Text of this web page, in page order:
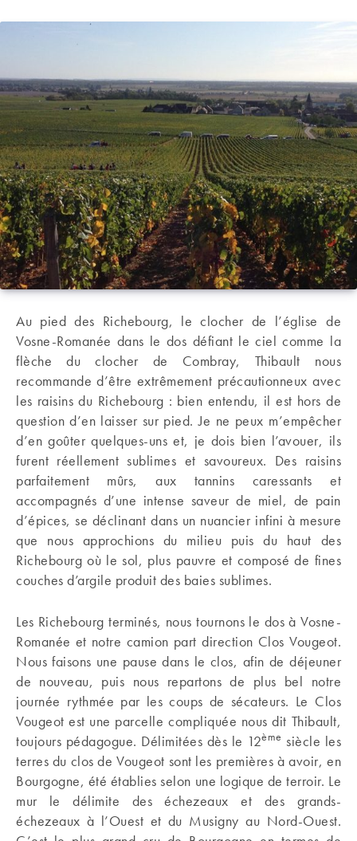
Au pied des Richebourg, le clocher de l’église de
Vosne-Romanée dans le dos défiant le ciel comme la
flèche du clocher de Combray, Thibault nous
recommande d’être extrêmement précautionneux avec
les raisins du Richebourg : bien entendu, il est hors de
question d’en laisser sur pied. Je ne peux m’empêcher
d’en goûter quelques-uns et, je dois bien l’avouer, ils
furent réellement sublimes et savoureux. Des raisins
parfaitement mûrs, aux tannins caressants et
accompagnés d’une intense saveur de miel, de pain
d’épices, se déclinant dans un nuancier infini à mesure
que nous approchions du milieu puis du haut des
Richebourg où le sol, plus pauvre et composé de fines
couches d’argile produit des baies sublimes.
Les Richebourg terminés, nous tournons le dos à Vosne-
Romanée et notre camion part direction Clos Vougeot.
Nous faisons une pause dans le clos, afin de déjeuner
de nouveau, puis nous repartons de plus bel notre
journée rythmée par les coups de sécateurs. Le Clos
Vougeot est une parcelle compliquée nous dit Thibault,
toujours pédagogue. Délimitées dès le 12ème siècle les
terres du clos de Vougeot sont les premières à avoir, en
Bourgogne, été établies selon une logique de terroir. Le
mur le délimite des échezeaux et des grands-
échezeaux à l’Ouest et du Musigny au Nord-Ouest.